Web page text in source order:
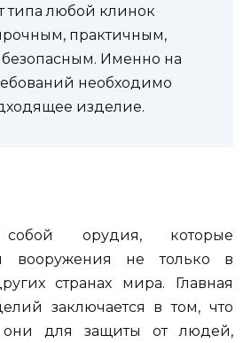
типа любой клинок
практичным,
Именно на
необходимо
изделие.
собой орудия, которые
вооружения не только в
странах мира. Главная
заключается в том, что
они для защиты от людей,